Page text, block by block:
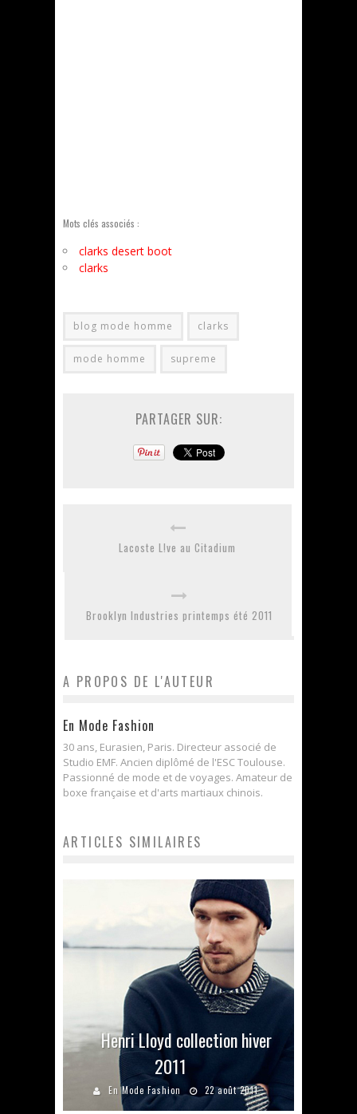
Mots clés associés :
clarks desert boot
clarks
blog mode homme clarks
mode homme supreme
PARTAGER SUR:
Lacoste L!ve au Citadium
Brooklyn Industries printemps été 2011
A PROPOS DE L'AUTEUR
En Mode Fashion
30 ans, Eurasien, Paris. Directeur associé de
Studio EMF. Ancien diplômé de l'ESC Toulouse.
Passionné de mode et de voyages. Amateur de
boxe française et d'arts martiaux chinois.
ARTICLES SIMILAIRES
Henri Lloyd collection hiver
2011
En Mode Fashion 22 août 2011